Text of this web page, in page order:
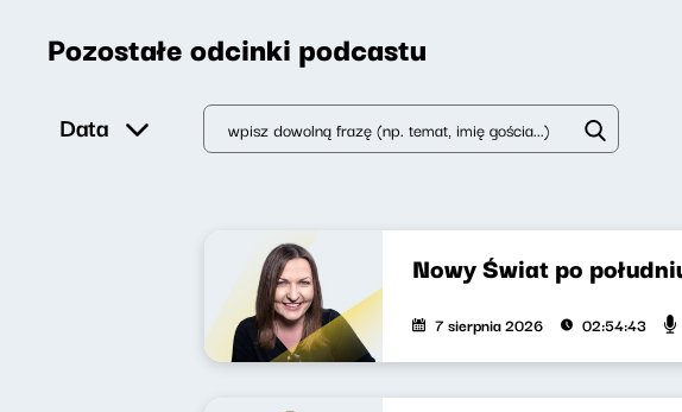
Pozostałe odcinki podcastu
Data
Nowy Świat po
7 sierpnia 2026 02:54:43